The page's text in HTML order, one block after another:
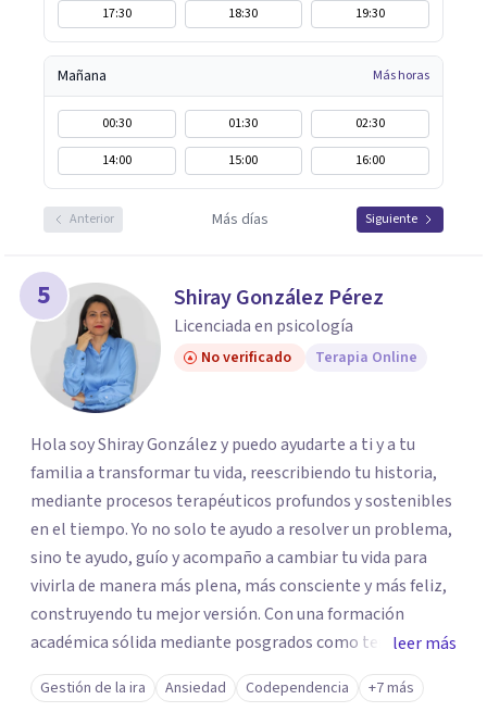
17:30
18:30 19:30
Mañana Más horas
00:30 01:30
02:30
14:00
15:00 16:00
Anterior Más días Siguiente
5 Shiray González Pérez
Licenciada en psicología
No verificado Terapia Online
Hola soy Shiray González y puedo ayudarte a ti y a tu
familia a transformar tu vida, reescribiendo tu historia,
mediante procesos terapéuticos profundos y sostenibles
en el tiempo. Yo no solo te ayudo a resolver un problema,
sino te ayudo, guío y acompaño a cambiar tu vida para
vivirla de manera más plena, más consciente y más feliz,
construyendo tu mejor versión. Con una formación
académica sólida mediante posgrados como terapeuta
breve, familiar e infantil, así como con respaldo
profesional y experiencia clínica de más de 26 años y
leer más
Gestión de la ira Ansiedad Codependencia +7 más